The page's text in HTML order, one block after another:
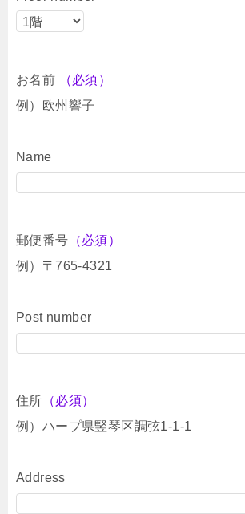
お名前
（必須）
例）欧州響子
Name
郵便番号 （必須）
例）〒765-4321
Post number
住所 （必須）
例）ハープ県竪琴区調弦1-1-1
Address